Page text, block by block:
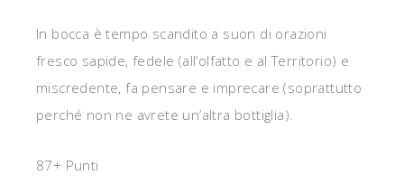
In bocca è tempo scandito a suon di orazioni
fresco sapide, fedele (all’olfatto e al Territorio) e
miscredente, fa pensare e imprecare (soprattutto
perché non ne avrete un’altra bottiglia).
87+ Punti